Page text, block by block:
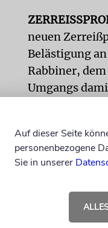
neuen
Belästigung
Rabbiner,
Umgangs
Auf dieser Seite
personenbezogene
Sie in unserer